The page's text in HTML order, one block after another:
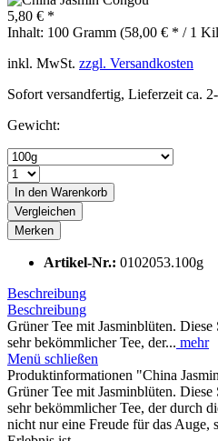
5,80 € *
Inhalt: 100 Gramm (58,00 € * / 1
inkl. MwSt. zzgl. Versandkosten
Sofort versandfertig, Lieferzeit ca.
Gewicht:
In den Warenkorb
Vergleichen
Merken
Artikel-Nr.: 0102053.100g
Beschreibung
Beschreibung
Grüner Tee mit Jasminblüten.
sehr bekömmlicher Tee, der... mehr
Menü schließen
Produktinformationen "China
Grüner Tee mit Jasminblüten.
sehr bekömmlicher Tee, der durch
nicht nur eine Freude für das Auge,